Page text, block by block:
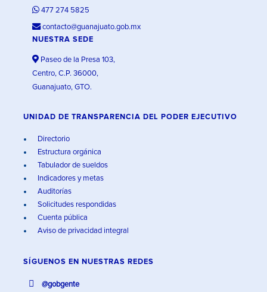
477 274 5825
contacto@guanajuato.gob.mx
NUESTRA SEDE
Paseo de la Presa 103,
Centro, C.P. 36000,
Guanajuato, GTO.
UNIDAD DE TRANSPARENCIA DEL PODER EJECUTIVO
Directorio
Estructura orgánica
Tabulador de sueldos
Indicadores y metas
Auditorías
Solicitudes respondidas
Cuenta pública
Aviso de privacidad integral
SÍGUENOS EN NUESTRAS REDES
@gobgente